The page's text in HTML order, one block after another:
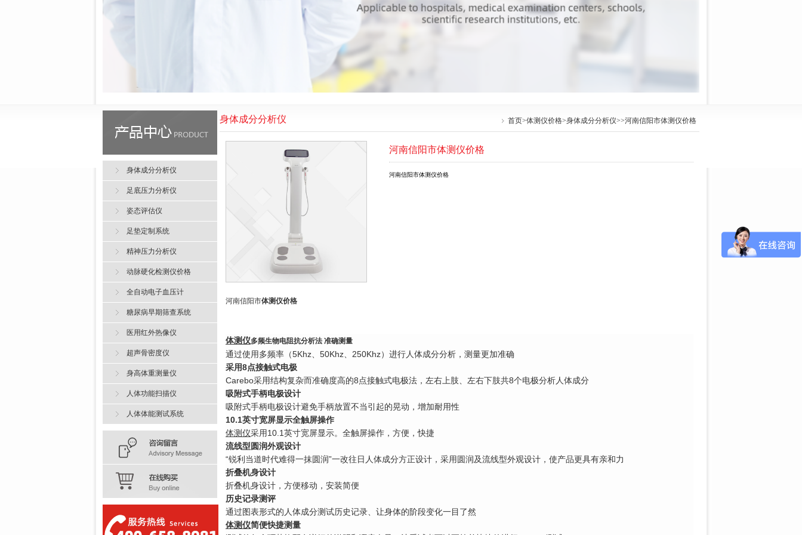
身体成分分析仪 首页>体测仪价格>身体成分分析仪>>河南信阳市体测仪价格
河南信阳市体测仪价格
河南信阳市体测仪价格
河南信阳市体测仪价格
体测仪多频生物电阻抗分析法 准确测量
通过使用多频率（5Khz、50Khz、250Khz）进行人体成分分析，测量更加准确
采用8点接触式电极
Carebo采用结构复杂而准确度高的8点接触式电极法，左右上肢、左右下肢共8个电极分析人体成分
吸附式手柄电极设计
吸附式手柄电极设计避免手柄放置不当引起的晃动，增加耐用性
10.1英寸宽屏显示全触屏操作
体测仪采用10.1英寸宽屏显示。全触屏操作，方便，快捷
流线型圆润外观设计
“锐利当道时代难得一抹圆润”一改往日人体成分方正设计，采用圆润及流线型外观设计， 使产品更具有亲和力
折叠机身设计
折叠机身设计，方便移动，安装简便
历史记录测评
通过图表形式的人体成分测试历史记录、让身体的阶段变化一目了然
体测仪简便快捷测量
身体成分分析仪
足底压力分析仪
姿态评估仪
足垫定制系统
精神压力分析仪
动脉硬化检测仪价格
全自动电子血压计
糖尿病早期筛查系统
医用红外热像仪
超声骨密度仪
身高体重测量仪
人体功能扫描仪
人体体能测试系统